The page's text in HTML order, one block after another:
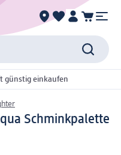
günstig einkaufen
Schminkpalette